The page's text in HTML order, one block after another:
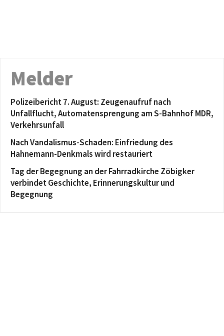
Melder
Polizeibericht 7. August: Zeugenaufruf nach
Unfallflucht, Automatensprengung am S-Bahnhof MDR,
Verkehrsunfall
Nach Vandalismus-Schaden: Einfriedung des
Hahnemann-Denkmals wird restauriert
Tag der Begegnung an der Fahrradkirche Zöbigker
verbindet Geschichte, Erinnerungskultur und
Begegnung